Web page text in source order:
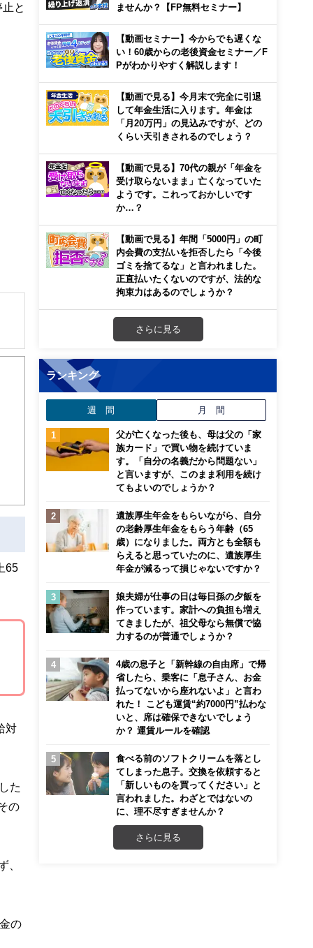
と
き
65
対
た
の
、
の
ませんか？【FP無料セミナー】
【動画セミナー】今からでも遅くな
い！60歳からの老後資金セミナー／F
Pがわかりやすく解説します！
【動画で見る】今月末で完全に引退
して年金生活に入ります。年金は
「月20万円」の見込みですが、どの
くらい天引きされるのでしょう？
【動画で見る】70代の親が「年金を
受け取らないまま」亡くなっていた
ようです。これっておかしいです
か…？
【動画で見る】年間「5000円」の町
内会費の支払いを拒否したら「今後
ゴミを捨てるな」と言われました。
正直払いたくないのですが、法的な
拘束力はあるのでしょうか？
さらに見る
ランキング
週 間 月 間
父が亡くなった後も、母は父の「家
族カード」で買い物を続けていま
す。「自分の名義だから問題ない」
と言いますが、このまま利用を続け
てもよいのでしょうか？
遺族厚生年金をもらいながら、自分
の老齢厚生年金をもらう年齢（65
歳）になりました。両方とも全額も
らえると思っていたのに、遺族厚生
年金が減るって損じゃないですか？
娘夫婦が仕事の日は毎日孫の夕飯を
作っています。家計への負担も増え
てきましたが、祖父母なら無償で協
力するのが普通でしょうか？
4歳の息子と「新幹線の自由席」で帰
省したら、乗客に「息子さん、お金
払ってないから座れないよ」と言わ
れた！ こども運賃“約7000円”払わな
いと、席は確保できないでしょう
か？ 運賃ルールを確認
食べる前のソフトクリームを落とし
てしまった息子。交換を依頼すると
「新しいものを買ってください」と
言われました。わざとではないの
に、理不尽すぎませんか？
さらに見る